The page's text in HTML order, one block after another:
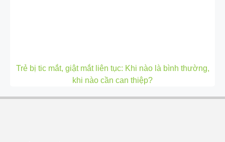
Trẻ bị tic mắt, giật mắt liên tục: Khi nào là bình thường,
khi nào cần can thiệp?